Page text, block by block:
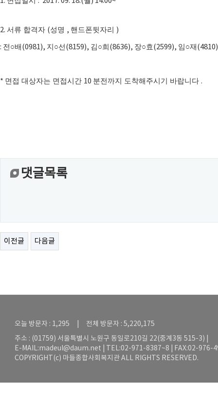
2. 서류 합격자 (성명 , 핸드폰뒷자리 )
: 전○배 (0981), 지 ○선(8159), 김○희 (8636), 장○효(2599), 임○재
* 면접 대상자는 면접시간 10 분전까지 도착해주시기 바랍니다 .
댓글목록
이전글 다음글
오늘 방문자 : 1,295 | 전체 방문자 : 5,220,175
주소 : (01759) 서울특별시 노원구 동일로210길 22(중계3동 515-3) |
E-MAIL:madeul@daum.net | TEL:02-971-8387~8 | FAX:02-976-
COPYRIGHT(c) 마들종합사회복지관 ALL RIGHTS RESERVED.